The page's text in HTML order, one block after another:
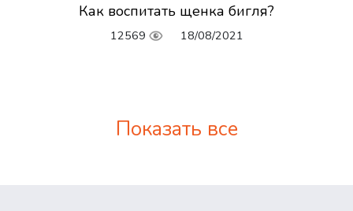
Как воспитать щенка бигля?
12569 18/08/2021
Показать все